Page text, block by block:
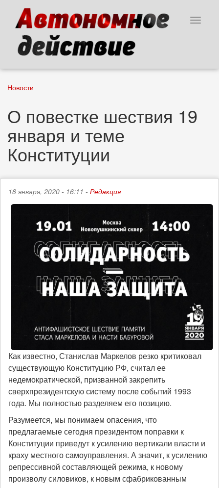
основному
содержанию
Toggle
Новости
О повестке шествия 19
января и теме
Конституции
18 января, 2020 - 16:11 - Редакция
Как известно, Станислав Маркелов резко критиковал
существующую Конституцию РФ, считал ее
недемократической, призванной закрепить
сверхпрезидентскую систему после событий 1993
года. Мы полностью разделяем его позицию.
Разумеется, мы понимаем опасения, что
предлагаемые сегодня президентом поправки к
Конституции приведут к усилению вертикали власти и
краху местного самоуправления. А значит, к усилению
репрессивной составляющей режима, к новому
произволу силовиков, к новым сфабрикованным